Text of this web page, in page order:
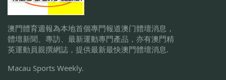
澳門體育週報為本地首個專門報道澳门體壇消息，
體壇新聞、專訪、最新運動專門產品，亦有澳門精
英運動員親撰網誌，提供最新最快澳門體壇消息.
Macau Sports Weekly.